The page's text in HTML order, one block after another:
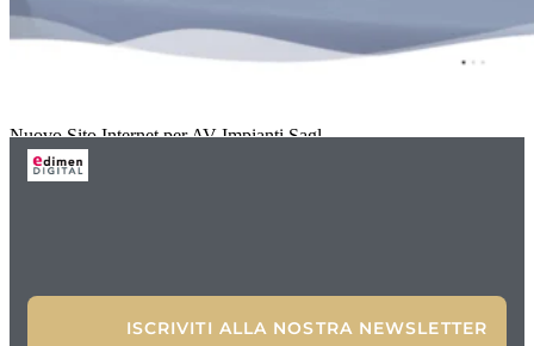
Nuovo Sito Internet per AV Impianti Sagl
ISCRIVITI ALLA NOSTRA NEWSLETTER